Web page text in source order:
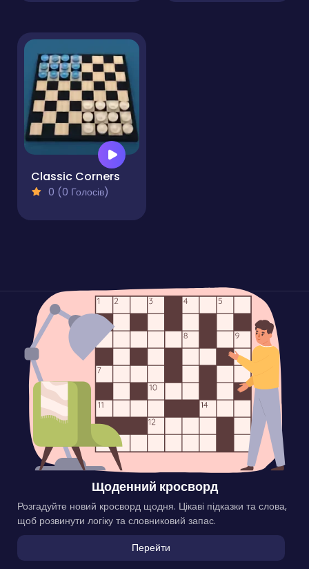
Classic Corners
0 (0 Голосів)
Щоденний кросворд
Розгадуйте новий кросворд щодня. Цікаві підказки та слова,
щоб розвинути логіку та словниковий запас.
Перейти